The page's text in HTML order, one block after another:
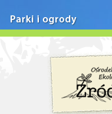
Parki i ogrody